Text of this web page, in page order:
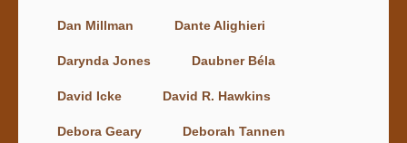
Dan Millman Dante Alighieri
Darynda Jones Daubner Béla
David Icke David R. Hawkins
Debora Geary Deborah Tannen